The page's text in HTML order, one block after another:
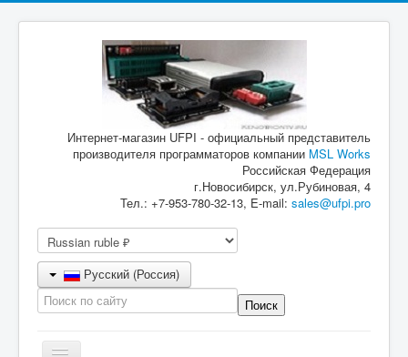
Интернет-магазин UFPI - официальный представитель
производителя программаторов компании MSL Works
Российская Федерация
г.Новосибирск, ул.Рубиновая, 4
Тел.: +7-953-780-32-13, E-mail: sales@ufpi.pro
Русский (Россия)